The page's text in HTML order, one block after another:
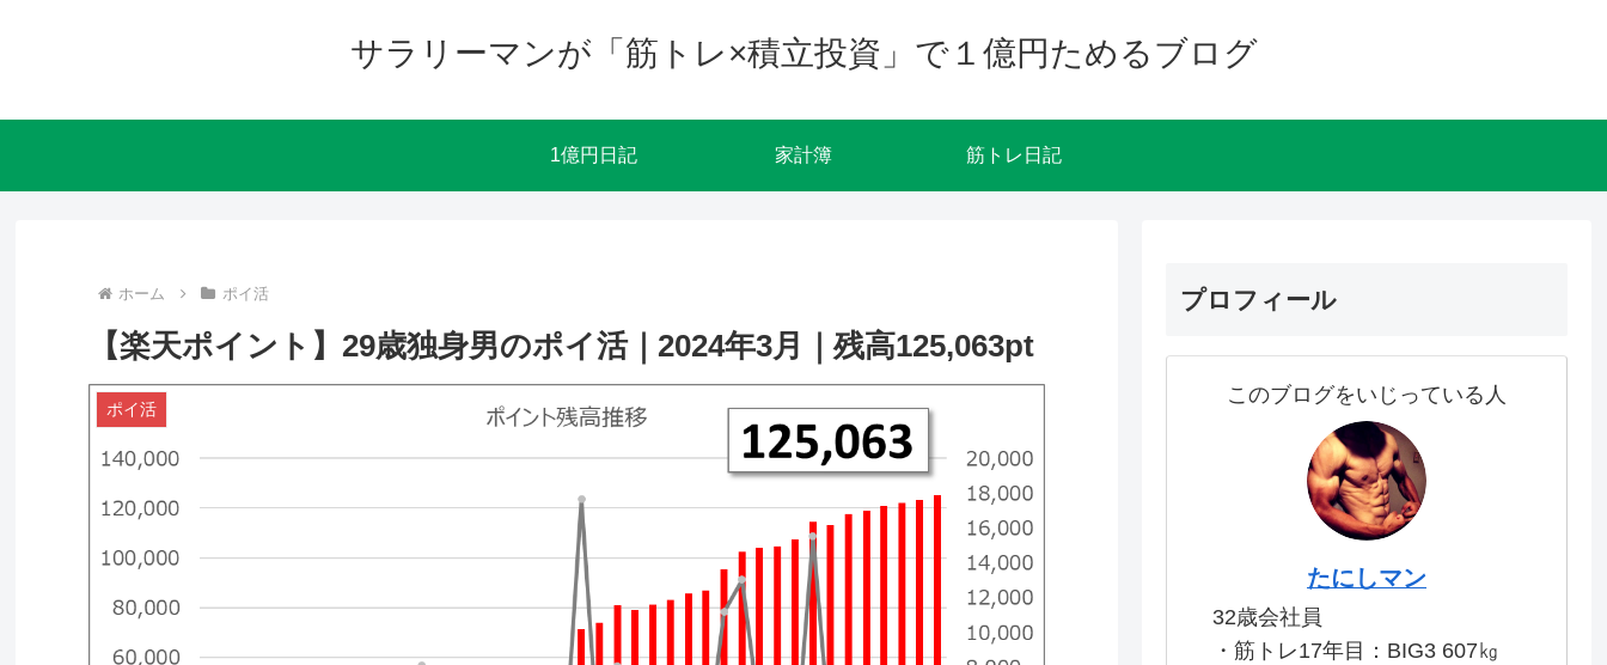
サラリーマンが「筋トレ×積立投資」で１億円ためるブログ
1億円日記 家計簿 筋トレ日記
ホーム ポイ活
【楽天ポイント】29歳独身男のポイ活｜2024年3月｜残高125,063pt
ポイ活
プロフィール
このブログをいじっている人
たにしマン
32歳会社員
・筋トレ17年目：BIG3 607㎏